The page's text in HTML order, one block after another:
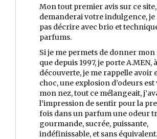
Mon tout premier avis sur ce
demanderai votre indulgence, je
pas décrire avec brio et
parfums.
Si je me permets de donner mon
que depuis 1997, je porte A.MEN,
découverte, je me rappelle avoir
choc, une explosion d’odeurs est
mon nez, tout ce mélangeait,
l’impression de sentir pour la
fois dans un parfum une odeur
gourmande, sucrée, puissante,
indéfinissable, et sans